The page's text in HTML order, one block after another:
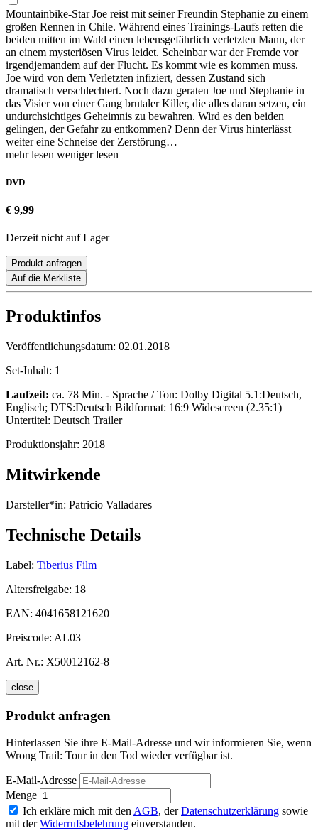
Mountainbike-Star Joe reist mit seiner Freundin Stephanie zu einem
großen Rennen in Chile. Während eines Trainings-Laufs retten die
beiden mitten im Wald einen lebensgefährlich verletzten Mann, der
an einem mysteriösen Virus leidet. Scheinbar war der Fremde vor
irgendjemandem auf der Flucht. Es kommt wie es kommen muss.
Joe wird von dem Verletzten infiziert, dessen Zustand sich
dramatisch verschlechtert. Noch dazu geraten Joe und Stephanie in
das Visier von einer Gang brutaler Killer, die alles daran setzen, ein
undurchsichtiges Geheimnis zu bewahren. Wird es den beiden
gelingen, der Gefahr zu entkommen? Denn der Virus hinterlässt
weiter eine Schneise der Zerstörung…
mehr lesen weniger lesen
DVD
€ 9,99
Derzeit nicht auf Lager
Produkt anfragen
Auf die Merkliste
Produktinfos
Veröffentlichungsdatum: 02.01.2018
Set-Inhalt: 1
Laufzeit: ca. 78 Min. - Sprache / Ton: Dolby Digital 5.1:Deutsch,
Englisch; DTS:Deutsch Bildformat: 16:9 Widescreen (2.35:1)
Untertitel: Deutsch Trailer
Produktionsjahr: 2018
Mitwirkende
Darsteller*in: Patricio Valladares
Technische Details
Label: Tiberius Film
Altersfreigabe: 18
EAN: 4041658121620
Preiscode: AL03
Art. Nr.: X50012162-8
close
Produkt anfragen
Hinterlassen Sie ihre E-Mail-Adresse und wir informieren Sie, wenn
Wrong Trail: Tour in den Tod wieder verfügbar ist.
E-Mail-Adresse
Menge
Ich erkläre mich mit den AGB, derDatenschutzerklärung sowie
mit derWiderrufsbelehrung einverstanden.